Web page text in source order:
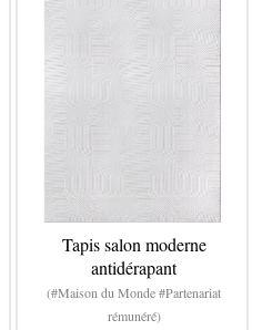
Tapis salon moderne
antidérapant
(#Maison du Monde #Partenariat
rémunéré)